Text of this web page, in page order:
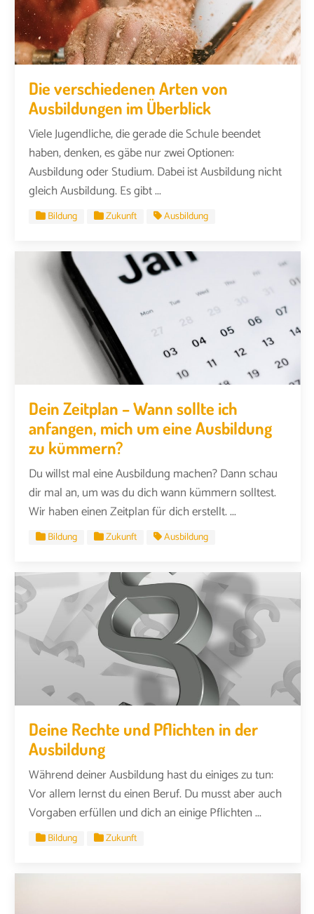
Die verschiedenen Arten von
Ausbildungen im Überblick
Viele Jugendliche, die gerade die Schule beendet
haben, denken, es gäbe nur zwei Optionen:
Ausbildung oder Studium. Dabei ist Ausbildung nicht
gleich Ausbildung. Es gibt ...
Bildung Zukunft Ausbildung
Dein Zeitplan – Wann sollte ich
anfangen, mich um eine Ausbildung
zu kümmern?
Du willst mal eine Ausbildung machen? Dann schau
dir mal an, um was du dich wann kümmern solltest.
Wir haben einen Zeitplan für dich erstellt. ...
Bildung Zukunft Ausbildung
Deine Rechte und Pflichten in der
Ausbildung
Während deiner Ausbildung hast du einiges zu tun:
Vor allem lernst du einen Beruf. Du musst aber auch
Vorgaben erfüllen und dich an einige Pflichten ...
Bildung Zukunft